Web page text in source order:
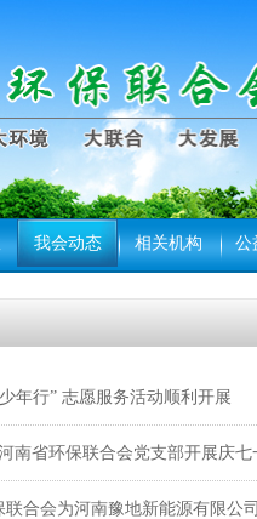
我会动态 相关机构 公
年行” 志愿服务活动顺利开展
省环保联合会党支部开展庆七
合会为河南豫地新能源有限公